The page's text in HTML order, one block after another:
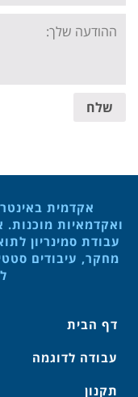
Your
message:
שלח
אקדמית
ואקדמאיות
עבודת סמינריון
מחקר, עיבודים
דף הבית
עבודה לדוגמה
תקנון